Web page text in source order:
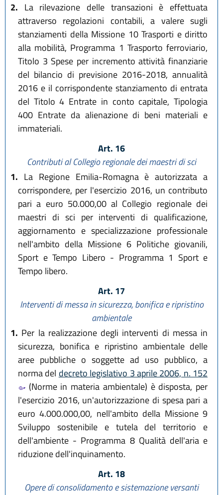
2. La rilevazione delle transazioni è effettuata
attraverso regolazioni contabili, a valere sugli
stanziamenti della Missione 10 Trasporti e diritto
alla mobilità, Programma 1 Trasporto ferroviario,
Titolo 3 Spese per incremento attività finanziarie
del bilancio di previsione 2016-2018, annualità
2016 e il corrispondente stanziamento di entrata
del Titolo 4 Entrate in conto capitale, Tipologia
400 Entrate da alienazione di beni materiali e
immateriali.
Art. 16
Contributi al Collegio regionale dei maestri di sci
1. La Regione Emilia-Romagna è autorizzata a
corrispondere, per l'esercizio 2016, un contributo
pari a euro 50.000,00 al Collegio regionale dei
maestri di sci per interventi di qualificazione,
aggiornamento e specializzazione professionale
nell'ambito della Missione 6 Politiche giovanili,
Sport e Tempo Libero - Programma 1 Sport e
Tempo libero.
Art. 17
Interventi di messa in sicurezza, bonifica e ripristino
ambientale
1. Per la realizzazione degli interventi di messa in
sicurezza, bonifica e ripristino ambientale delle
aree pubbliche o soggette ad uso pubblico, a
norma del decreto legislativo 3 aprile 2006, n. 152
(Norme in materia ambientale) è disposta, per
l'esercizio 2016, un'autorizzazione di spesa pari a
euro 4.000.000,00, nell'ambito della Missione 9
Sviluppo sostenibile e tutela del territorio e
dell'ambiente - Programma 8 Qualità dell'aria e
riduzione dell'inquinamento.
Art. 18
Opere di consolidamento e sistemazione versanti